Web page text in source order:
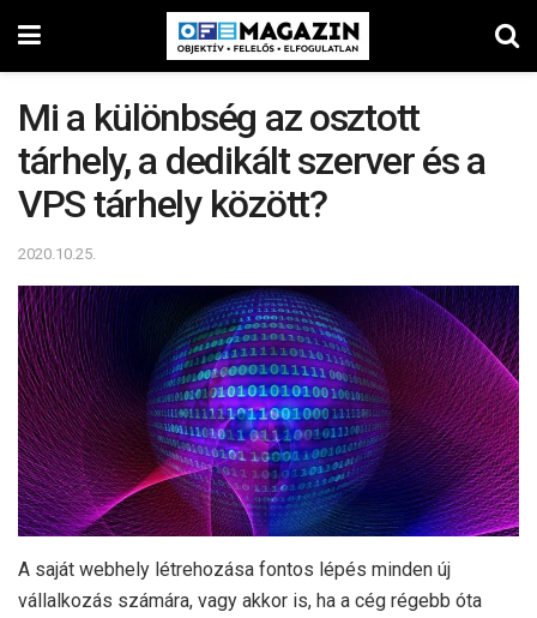
Mi a különbség az osztott
tárhely, a dedikált szerver és a
VPS tárhely között?
2020.10.25.
A saját webhely létrehozása fontos lépés minden új
vállalkozás számára, vagy akkor is, ha a cég régebb óta